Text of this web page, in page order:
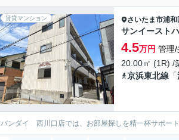
賃貸マンション さいたま市浦和
サンイースト
4.5万円 管理/
20.00㎡ (1R) /
京浜東北線 「
バンダイ 西川口店では、お部屋探しを精一杯サポー